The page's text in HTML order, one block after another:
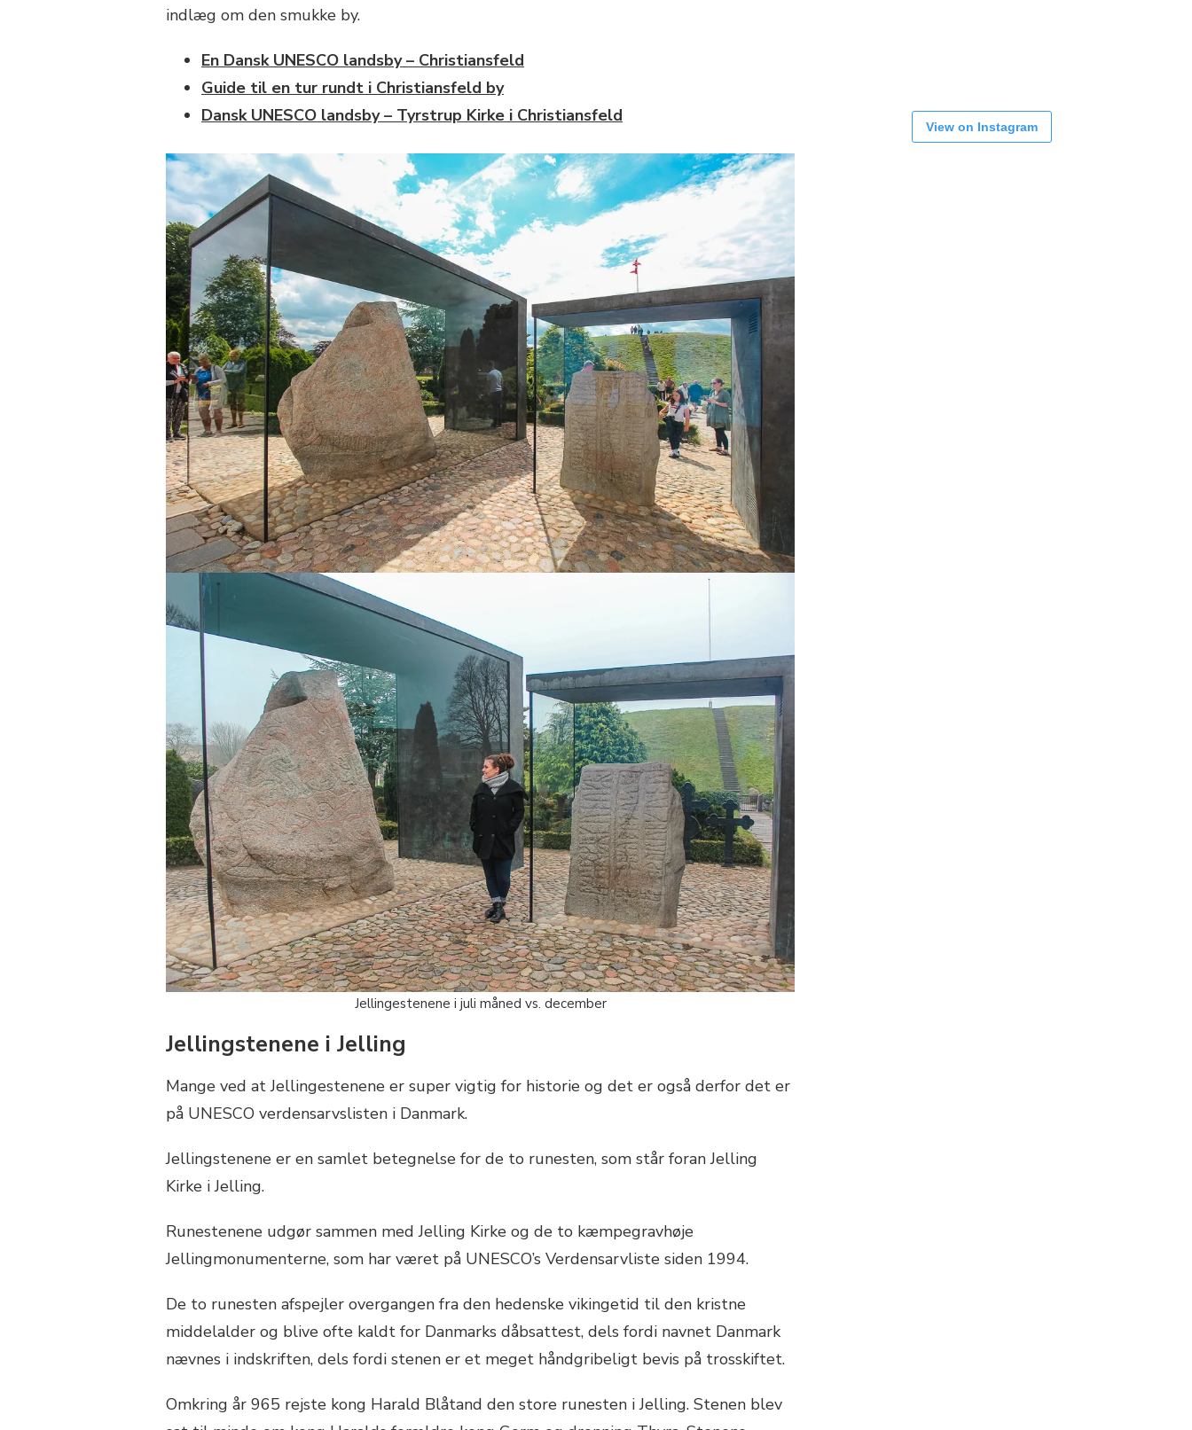
indlæg om den smukke by.
En Dansk UNESCO landsby – Christiansfeld
Guide til en tur rundt i Christiansfeld by
Dansk UNESCO landsby – Tyrstrup Kirke i Christiansfeld
Jellingestenene i juli måned vs. december
Jellingstenene i Jelling
Mange ved at Jellingestenene er super vigtig for historie og det er også derfor det er
på UNESCO verdensarvslisten i Danmark.
Jellingstenene er en samlet betegnelse for de to runesten, som står foran Jelling
Kirke i Jelling.
Runestenene udgør sammen med Jelling Kirke og de to kæmpegravhøje
Jellingmonumenterne, som har været på UNESCO’s Verdensarvliste siden 1994.
De to runesten afspejler overgangen fra den hedenske vikingetid til den kristne
middelalder og blive ofte kaldt for Danmarks dåbsattest, dels fordi navnet Danmark
nævnes i indskriften, dels fordi stenen er et meget håndgribeligt bevis på trosskiftet.
Omkring år 965 rejste kong Harald Blåtand den store runesten i Jelling. Stenen blev
View on Instagram